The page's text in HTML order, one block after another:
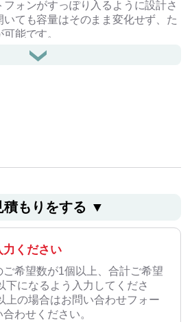
ォンがすっぽり入るように設計さ
ても容量はそのまま変化せず、た
能です。
ドとなります。
プンスクール・オープンキャンパス
もりをする ▼
ください
希望数が1個以上、合計ご希望
下になるよう入力してくださ
上の場合はお問い合わせフォー
わせください。